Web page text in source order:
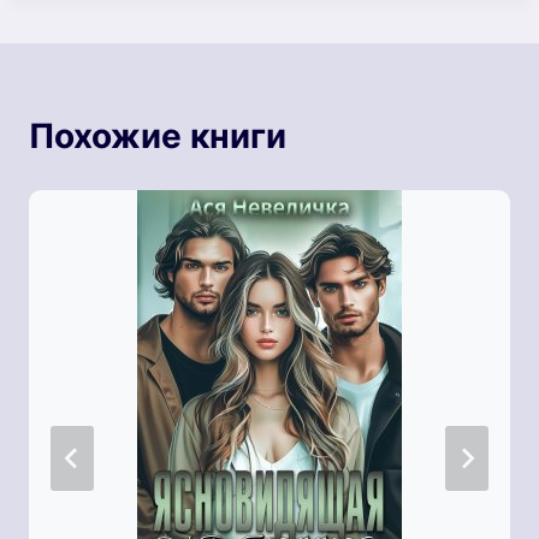
Похожие книги